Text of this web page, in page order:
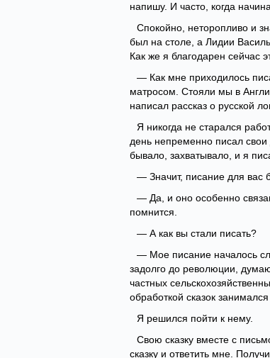
напишу. И часто, когда
Спокойно, неторопливо и
был на столе, а Лидии
Как же я благодарен сейчас
— Как мне приходилось
матросом. Стояли мы в
написал рассказ о русской
Я никогда не старался
день непременно писал
бывало, захватывало, и я
— Значит, писание для вас
— Да, и оно особенно
помнится.
— А как вы стали писать?
— Мое писание началось
задолго до революции,
частных
обработкой сказок
Я решился пойти к нему.
Свою сказку вместе с
сказку и ответить мне.